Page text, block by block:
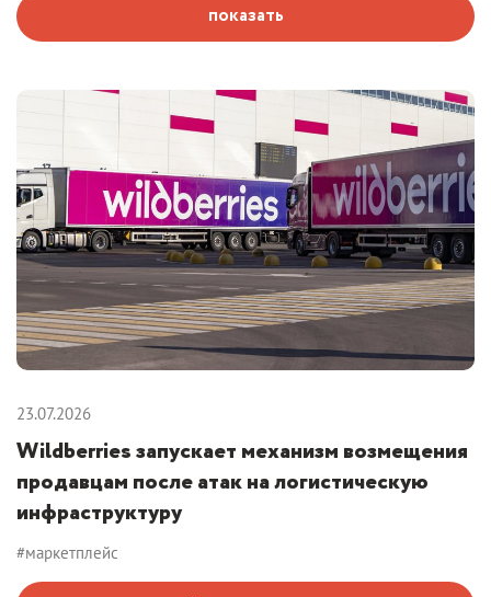
показать
23.07.2026
Wildberries запускает механизм возмещения
продавцам после атак на логистическую
инфраструктуру
#маркетплейс